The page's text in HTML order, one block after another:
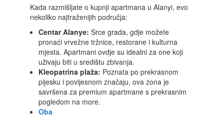
Kada razmišljate o kupnji apartmana u Alanyi, evo
nekoliko najtraženijih područja:
Centar Alanye: Srce grada, gdje možete
pronaći vrvežne tržnice, restorane i kulturna
mjesta. Apartmani ovdje su idealni za one koji
uživaju biti u središtu zbivanja.
Kleopatrina plaža: Poznata po prekrasnom
pijesku i povijesnom značaju, ova zona je
savršena za premium apartmane s prekrasnim
pogledom na more.
Oba